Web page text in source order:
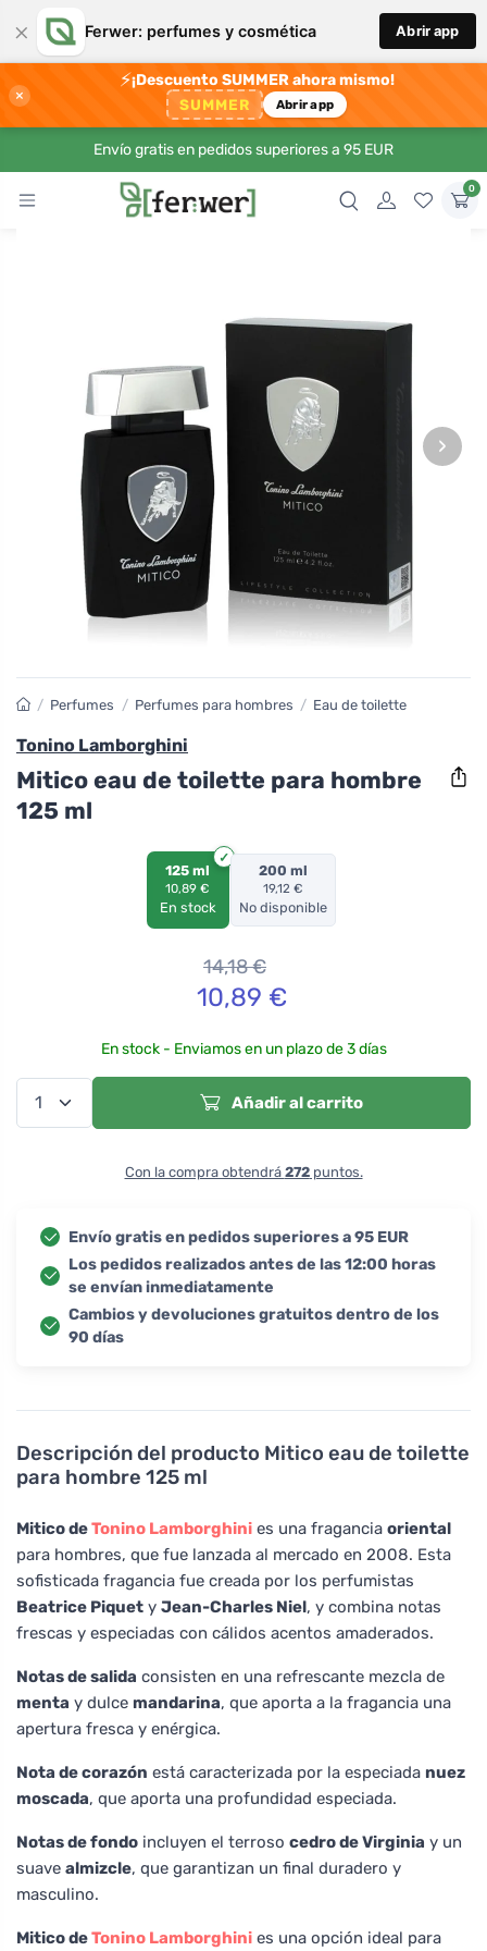
× Ferwer: perfumes y cosmética Abrir app
×
⚡¡Descuento SUMMER ahora mismo!
SUMMER Abrir app
Envío gratis en pedidos superiores a 95 EUR
0
›
Descripción del producto Mitico eau de toilette
para hombre 125 ml
Mitico deTonino Lamborghini es una fragancia oriental
para hombres, que fue lanzada al mercado en 2008. Esta
sofisticada fragancia fue creada por los perfumistas
Beatrice Piquet y Jean-Charles Niel, y combina notas
frescas y especiadas con cálidos acentos amaderados.
Notas de salida consisten en una refrescante mezcla de
menta y dulce mandarina, que aporta a la fragancia una
apertura fresca y enérgica.
Nota de corazón está caracterizada por la especiada nuez
moscada, que aporta una profundidad especiada.
Notas de fondo incluyen el terroso cedro de Virginia y un
suave almizcle, que garantizan un final duradero y
masculino.
Mitico deTonino Lamborghini es una opción ideal para
/ Perfumes / Perfumes para hombres / Eau de toilette
Tonino Lamborghini
Mitico eau de toilette para hombre
125 ml
125 ml
10,89 €
En stock
200 ml
19,12 €
No disponible
14,18€
10,89 €
En stock - Enviamos en un plazo de 3 días
Añadir al carrito
Con la compra obtendrá 272puntos.
Envío gratis en pedidos superiores a 95 EUR
Los pedidos realizados antes de las 12:00 horas
se envían inmediatamente
Cambios y devoluciones gratuitos dentro de los
90 días